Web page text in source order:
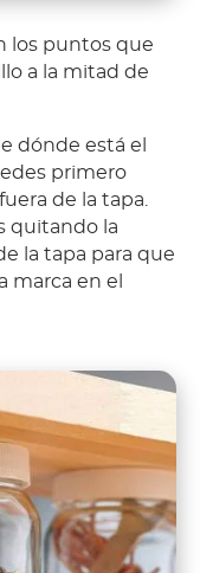
los puntos que
a la mitad de
dónde está el
primero
de la tapa.
quitando la
la tapa para que
marca en el